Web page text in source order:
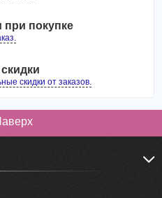
при покупке
скидки от заказов.